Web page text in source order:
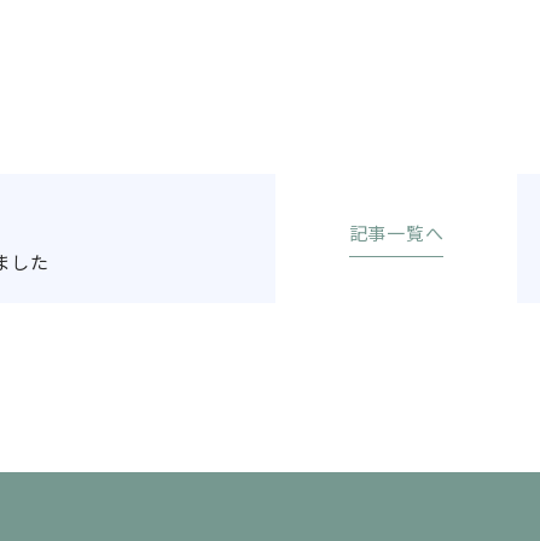
した
記事一覧へ